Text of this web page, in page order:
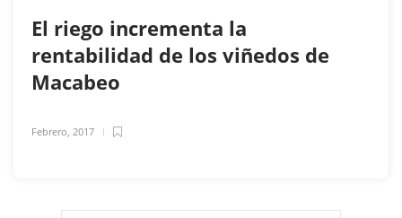
El riego incrementa la
rentabilidad de los viñedos de
Macabeo
Febrero, 2017